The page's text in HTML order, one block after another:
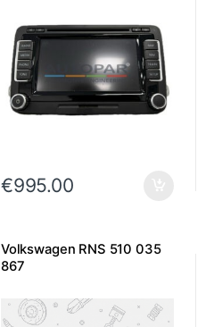
€995.00
Volkswagen RNS 510 035
867